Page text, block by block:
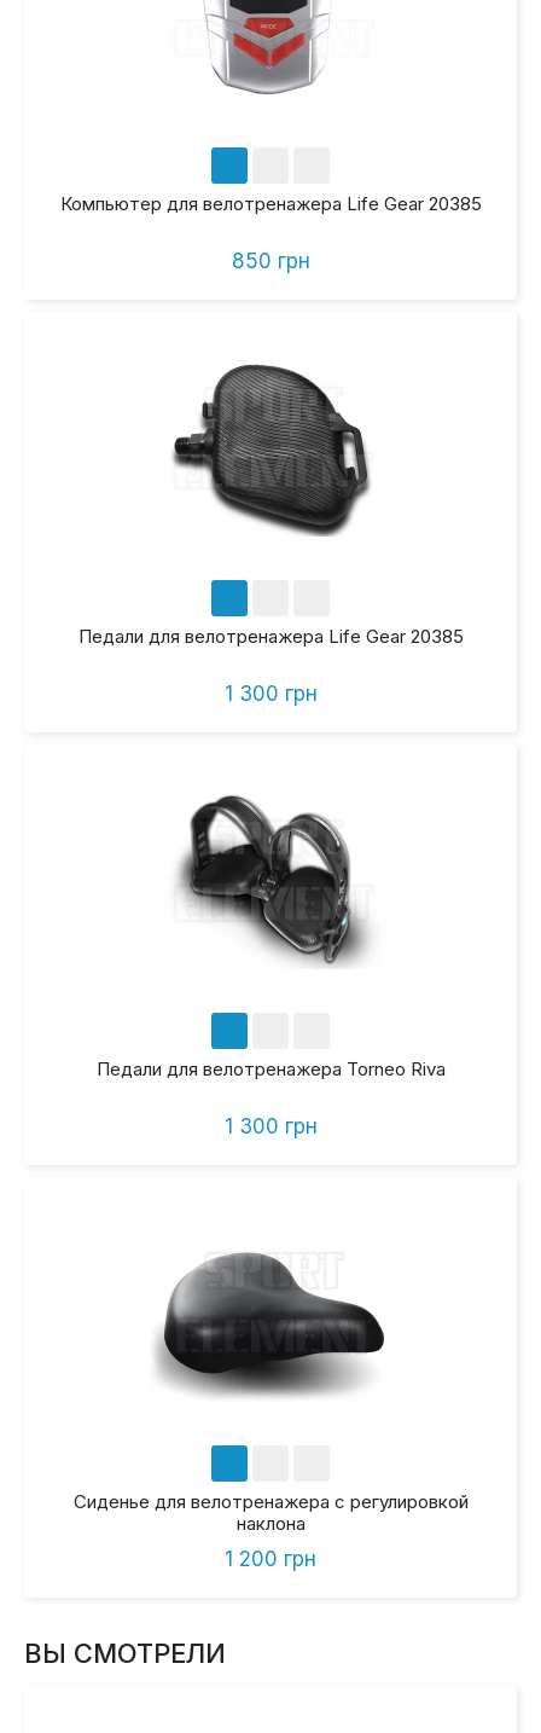
Компьютер для велотренажера Life Gear 20385
850 грн
Педали для велотренажера Life Gear 20385
1 300 грн
Педали для велотренажера Torneo Riva
1 300 грн
Сиденье для велотренажера с регулировкой
наклона
1 200 грн
ВЫ СМОТРЕЛИ